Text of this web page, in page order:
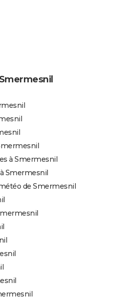
à Smermesnil
Smermesnil
de Smermesnil